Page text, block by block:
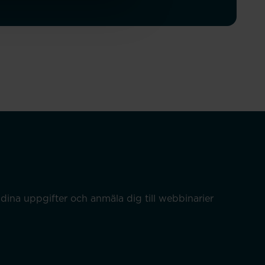
uppgifter och anmäla dig till webbinarier